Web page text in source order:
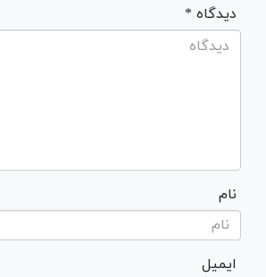
* دیدگاه
نام
ایمیل